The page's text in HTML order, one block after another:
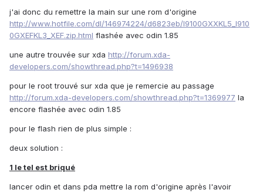
j'ai donc du remettre la main sur une rom d'origine
http://www.hotfile.com/dl/146974224/d6823eb/I9100GXXKL5_I910
0GXEFKL3_XEF.zip.html flashée avec odin 1.85
une autre trouvée sur xda http://forum.xda-
developers.com/showthread.php?t=1496938
pour le root trouvé sur xda que je remercie au passage
http://forum.xda-developers.com/showthread.php?t=1369977 la
encore flashée avec odin 1.85
pour le flash rien de plus simple :
deux solution :
1 le tel est briqué
lancer odin et dans pda mettre la rom d'origine après l'avoir